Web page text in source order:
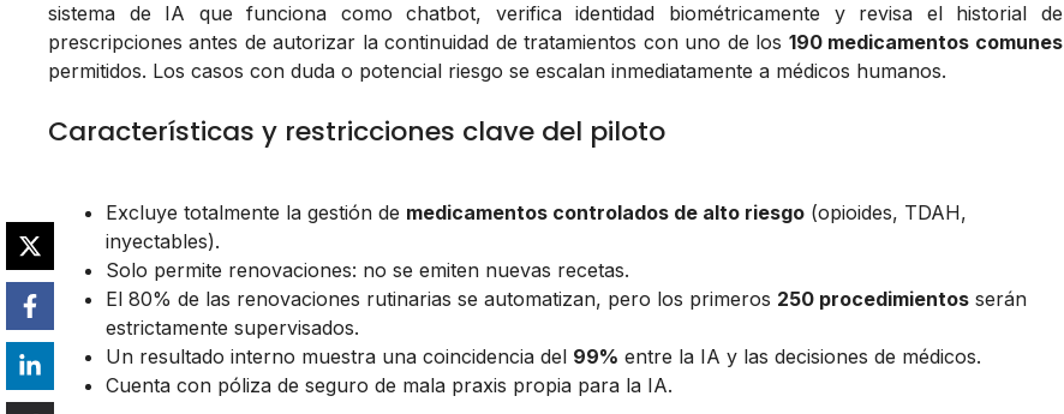
sistema de IA que funciona como chatbot, verifica identidad biométricamente y revisa el historial de
prescripciones antes de autorizar la continuidad de tratamientos con uno de los 190 medicamentos comunes
permitidos. Los casos con duda o potencial riesgo se escalan inmediatamente a médicos humanos.
Características y restricciones clave del piloto
Excluye totalmente la gestión de medicamentos controlados de alto riesgo (opioides, TDAH,
inyectables).
Solo permite renovaciones: no se emiten nuevas recetas.
El 80% de las renovaciones rutinarias se automatizan, pero los primeros 250 procedimientos serán
estrictamente supervisados.
Un resultado interno muestra una coincidencia del 99% entre la IA y las decisiones de médicos.
Cuenta con póliza de seguro de mala praxis propia para la IA.